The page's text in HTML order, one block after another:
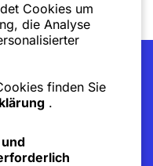
Cookies um
die Analyse
finden Sie
.